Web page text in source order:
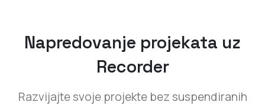
Napredovanje projekata uz
Recorder
Razvijajte svoje projekte bez suspendiranih